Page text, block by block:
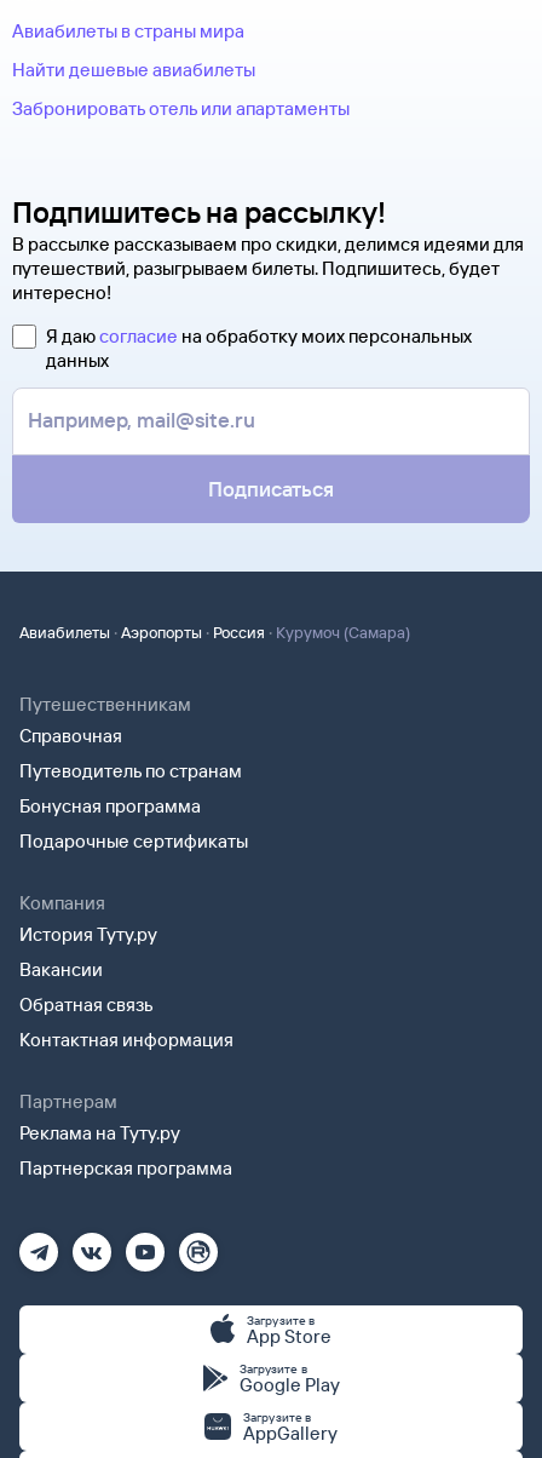
Авиабилеты в страны мира
Найти дешевые авиабилеты
Забронировать отель или апартаменты
Подпишитесь на рассылку!
В рассылке рассказываем про скидки, делимся идеями для
путешествий, разыгрываем билеты. Подпишитесь, будет
интересно!
Я даюсогласие на обработку моих персональных
данных
Подписаться
Авиабилеты ·Аэропорты · Россия · Курумоч (Самара)
Путешественникам
Справочная
Путеводитель по странам
Бонусная программа
Подарочные сертификаты
Компания
История Туту.ру
Вакансии
Обратная связь
Контактная информация
Партнерам
Реклама на Туту.ру
Партнерская программа
Загрузите в
App Store
Загрузите в
Google Play
Загрузите в
AppGallery